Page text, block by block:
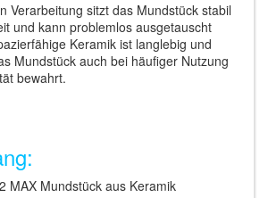
Verarbeitung sitzt das Mundstück stabil
und kann problemlos ausgetauscht
Keramik ist langlebig und
Mundstück auch bei häufiger Nutzung
bewahrt.
MAX Mundstück aus Keramik